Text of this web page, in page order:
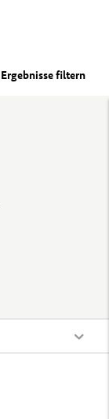
Ergebnisse filtern